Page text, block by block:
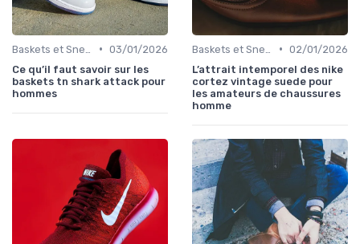
• 03/01/2026
Ce qu’il faut savoir sur les
baskets tn shark attack pour
hommes
• 02/01/2026
L’attrait intemporel des nike
cortez vintage suede pour
les amateurs de chaussures
homme